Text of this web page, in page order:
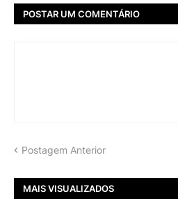
POSTAR UM COMENTÁRIO
Postagem Anterior
MAIS VISUALIZADOS